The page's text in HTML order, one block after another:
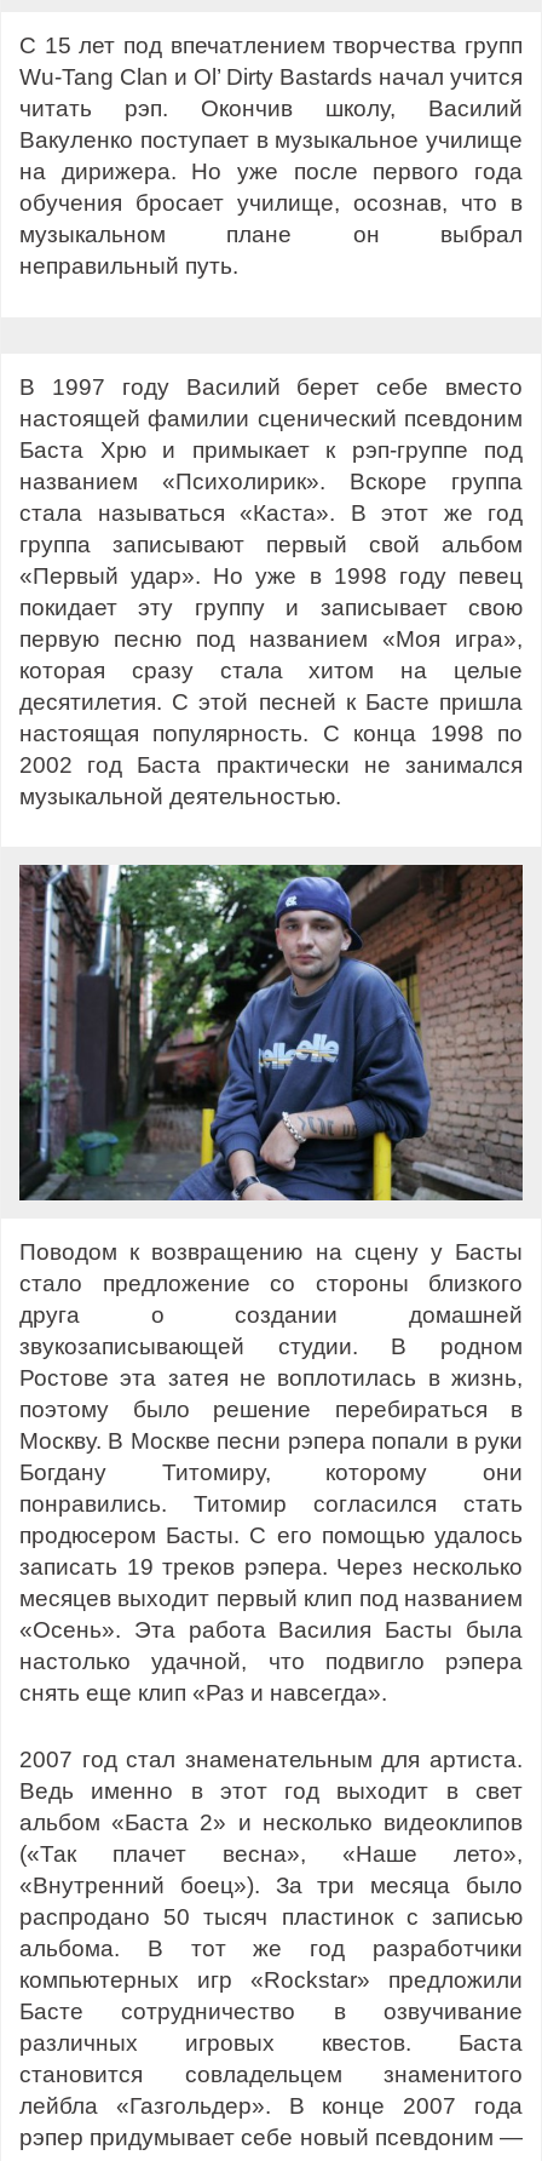
С 15 лет под впечатлением творчества групп
Wu-Tang Clan и Ol’ Dirty Bastards начал учится
читать рэп. Окончив школу, Василий
Вакуленко поступает в музыкальное училище
на дирижера. Но уже после первого года
обучения бросает училище, осознав, что в
музыкальном плане он выбрал
неправильный путь.
В 1997 году Василий берет себе вместо
настоящей фамилии сценический псевдоним
Баста Хрю и примыкает к рэп-группе под
названием «Психолирик». Вскоре группа
стала называться «Каста». В этот же год
группа записывают первый свой альбом
«Первый удар». Но уже в 1998 году певец
покидает эту группу и записывает свою
первую песню под названием «Моя игра»,
которая сразу стала хитом на целые
десятилетия. С этой песней к Басте пришла
настоящая популярность. С конца 1998 по
2002 год Баста практически не занимался
музыкальной деятельностью.
Поводом к возвращению на сцену у Басты
стало предложение со стороны близкого
друга о создании домашней
звукозаписывающей студии. В родном
Ростове эта затея не воплотилась в жизнь,
поэтому было решение перебираться в
Москву. В Москве песни рэпера попали в руки
Богдану Титомиру, которому они
понравились. Титомир согласился стать
продюсером Басты. С его помощью удалось
записать 19 треков рэпера. Через несколько
месяцев выходит первый клип под названием
«Осень». Эта работа Василия Басты была
настолько удачной, что подвигло рэпера
снять еще клип «Раз и навсегда».
2007 год стал знаменательным для артиста.
Ведь именно в этот год выходит в свет
альбом «Баста 2» и несколько видеоклипов
(«Так плачет весна», «Наше лето»,
«Внутренний боец»). За три месяца было
распродано 50 тысяч пластинок с записью
альбома. В тот же год разработчики
компьютерных игр «Rockstar» предложили
Басте сотрудничество в озвучивание
различных игровых квестов. Баста
становится совладельцем знаменитого
лейбла «Газгольдер». В конце 2007 года
рэпер придумывает себе новый псевдоним —